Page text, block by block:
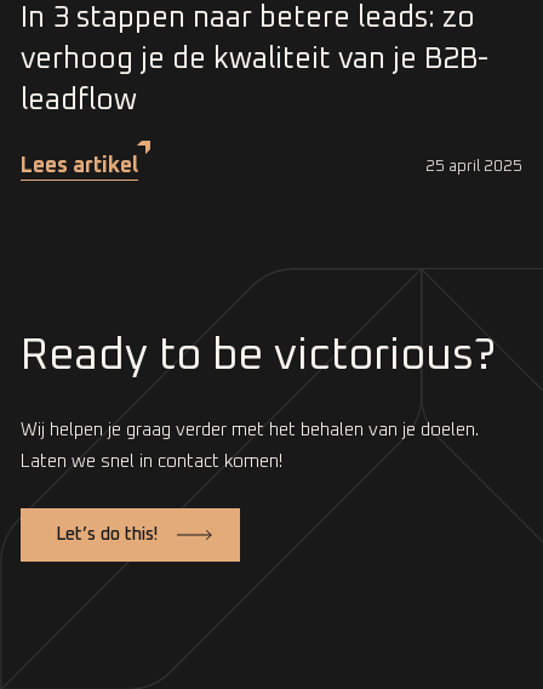
In 3 stappen naar betere leads: zo
verhoog je de kwaliteit van je B2B-
leadflow
Lees artikel 25 april 2025
Ready to be victorious?
Wij helpen je graag verder met het behalen van je doelen.
Laten we snel in contact komen!
Let’s do this!